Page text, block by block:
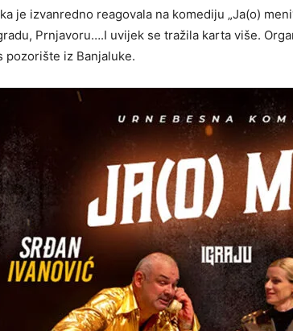
je izvanredno reagovala na komediju „Ja(o)
Prnjavoru….I uvijek se tražila karta više.
pozorište iz Banjaluke.